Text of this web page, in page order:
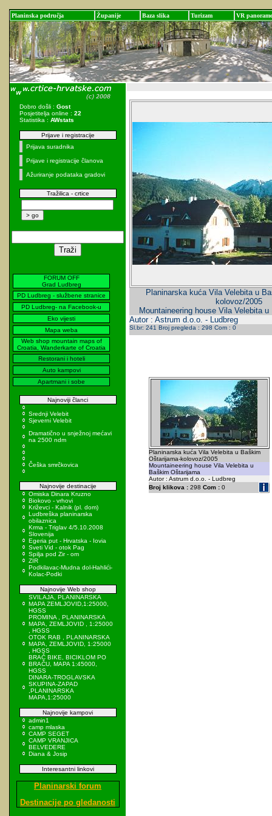
Planinska područja Županije Baza slika Turizam VR panorame
Dobro došli : Gost
Posjetitelja online : 22
Statistika : AWstats
Prijave i registracije
Prijava suradnika
Prijave i registracije članova
Ažuriranje podataka gradovi
Tražilica - crtice
FORUM OFF
Grad Ludbreg
PD Ludbreg - službene stranice
PD Ludbreg- na Facebook-u
Eko vijesti
Mapa weba
Web shop mountain maps of
Croatia, Wanderkarte of Croatia
Restorani i hoteli
Auto kampovi
Apartmani i sobe
Najnoviji članci
Srednji Velebit
Sjeverni Velebit
Dramatično u snježnoj mećavi
na 2500 ndm
Češka smrčkovica
Najnovije destinacije
Omiska Dinara Kruzno
Biokovo - vrhovi
Križevci - Kalnik (pl. dom)
Ludbreška planinarska
obilaznica
Krma - Triglav 4/5.10.2008
Slovenija
Egeria put - Hrvatska - Iovia
Sveti Vid - otok Pag
Spilja pod Zir - om
ZIR
Podkilavac-Mudna dol-Hahlići-
Kolac-Podki
Najnovije Web shop
SVILAJA, PLANINARSKA
MAPA ZEMLJOVID,1:25000,
HGSS
PROMINA , PLANINARSKA
MAPA, ZEMLJOVID , 1:25000
, HGSS
OTOK RAB , PLANINARSKA
MAPA, ZEMLJOVID, 1:25000
, HGSS
BRAČ BIKE, BICIKLOM PO
BRAČU, MAPA 1:45000,
HGSS
DINARA-TROGLAVSKA
SKUPINA-ZAPAD
,PLANINARSKA
MAPA,1:25000
Najnovije kampovi
admin1
camp mlaska
CAMP SEGET
CAMP VRANJICA
BELVEDERE
Diana & Josip
Interesantni linkovi
Planinarski forum
Destinacije po gledanosti
Planinarska kuća Vila Velebita u
kolovoz/2005
Mountaineering house Vila Velebita
Autor : Astrum d.o.o. - Ludbreg
Sl.br: 241 Broj pregleda : 298 Com : 0
Planinarska kuća Vila Velebita u Baškim
Oštarijama-kolovoz/2005
Mountaineering house Vila Velebita u
Baškim Oštarijama
Autor : Astrum d.o.o. - Ludbreg
Broj klikova :298 Com :0